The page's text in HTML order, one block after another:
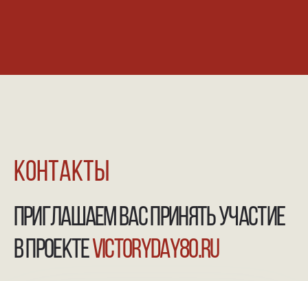
+7 (925) 007-33-07